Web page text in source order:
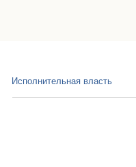
Исполнительная власть